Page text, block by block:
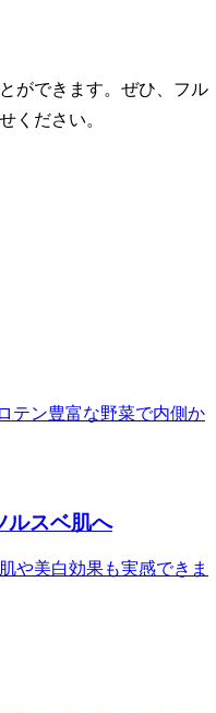
ができます。ぜひ、フル
ください。
テン豊富な野菜で内側か
ルスベ肌へ
や美白効果も実感できま